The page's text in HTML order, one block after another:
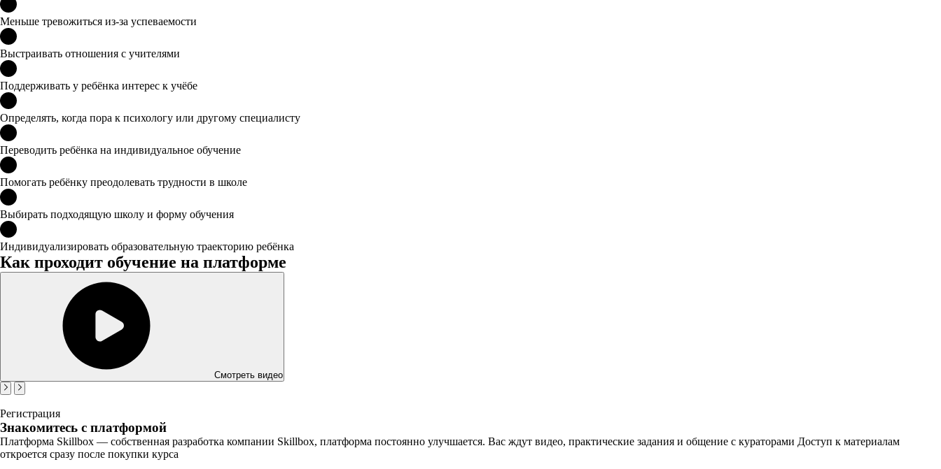
Меньше тревожиться из-за успеваемости
Выстраивать отношения с учителями
Поддерживать у ребёнка интерес к учёбе
Определять, когда пора к психологу или другому специалисту
Переводить ребёнка на индивидуальное обучение
Помогать ребёнку преодолевать трудности в школе
Выбирать подходящую школу и форму обучения
Индивидуализировать образовательную траекторию ребёнка
Как проходит обучение на платформе
Смотреть видео
Регистрация
Знакомитесь с платформой
Платформа Skillbox — собственная разработка компании Skillbox, платформа постоянно улучшается. Вас ждут видео, практические задания и общение с кураторами Доступ к материалам
откроется сразу после покупки курса